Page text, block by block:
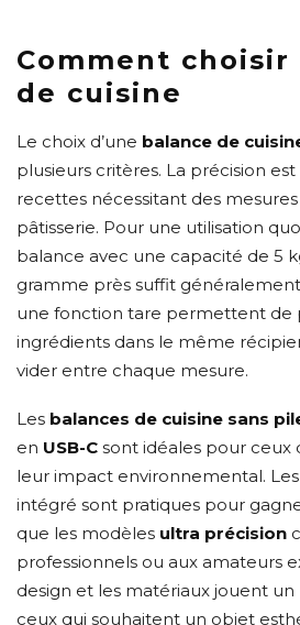
Comment choisir
de cuisine
Le choix d’une balance de
plusieurs critères. La précision
recettes nécessitant des
pâtisserie. Pour une utilisation
balance avec une capacité de 5
gramme près suffit
une fonction tare permettent de
ingrédients dans le même
vider entre chaque mesure.
Les balances de cuisine sans
en USB-C sont idéales pour ceux
leur impact environnemental.
intégré sont pratiques pour
que les modèles ultra précision
professionnels ou aux amateurs
design et les matériaux jouent
ceux qui souhaitent un objet